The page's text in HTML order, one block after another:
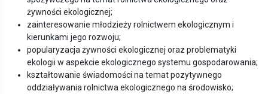
żywności ekologicznej;
zainteresowanie młodzieży rolnictwem ekologicznym i
kierunkami jego rozwoju;
popularyzacja żywności ekologicznej oraz problematyki
ekologii w aspekcie ekologicznego systemu gospodarowania;
kształtowanie świadomości na temat pozytywnego
oddziaływania rolnictwa ekologicznego na środowisko;